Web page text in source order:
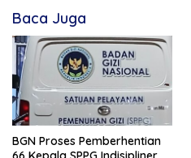
Baca Juga
BGN Proses Pemberhentian